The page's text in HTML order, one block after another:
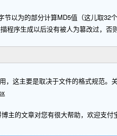
的部分计算MD5值（这儿取32个
程序生成以后没有被人为篡改过，
这主要是取决于文件的格式规范。
主的文章对您有很大帮助，欢迎支付